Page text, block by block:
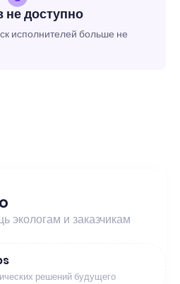
не доступно
исполнителей больше не
и заказчикам
решений будущего